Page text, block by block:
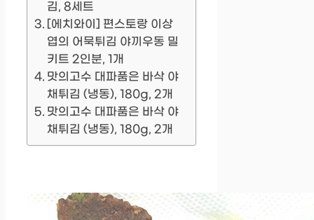
김, 8세트
[에치와이] 편스토랑 이상
엽의 어묵튀김 야끼우동 밀
키트 2인분, 1개
맛의고수 대파품은 바삭 야
채튀김 (냉동), 180g, 2개
맛의고수 대파품은 바삭 야
채튀김 (냉동), 180g, 2개